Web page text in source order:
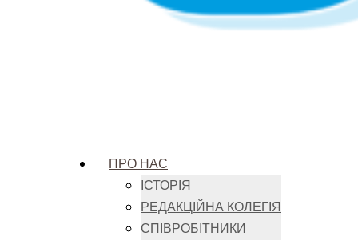
ПРО НАС
ІСТОРІЯ
РЕДАКЦІЙНА КОЛЕГІЯ
СПІВРОБІТНИКИ